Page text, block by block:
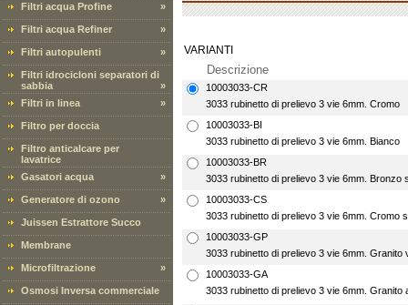
Filtri acqua Profine »
Filtri acqua Refiner »
Filtri autopulenti »
Filtri idrocicloni separatori di
sabbia
»
Filtri in linea
»
Filtro per doccia
Filtro anticalcare per
lavatrice
Gasatori acqua
»
Generatore di ozono »
Juissen Estrattore Succo
Membrane
Microfiltrazione »
Osmosi Inversa commerciale
VARIANTI
Descrizione
10003033-CR
3033 rubinetto di prelievo 3 vie 6mm. Cromo
10003033-BI
3033 rubinetto di prelievo 3 vie 6mm. Bianco
10003033-BR
3033 rubinetto di prelievo 3 vie 6mm. Bronzo
10003033-CS
3033 rubinetto di prelievo 3 vie 6mm. Cromo
10003033-GP
3033 rubinetto di prelievo 3 vie 6mm. Granito
10003033-GA
3033 rubinetto di prelievo 3 vie 6mm. Granito